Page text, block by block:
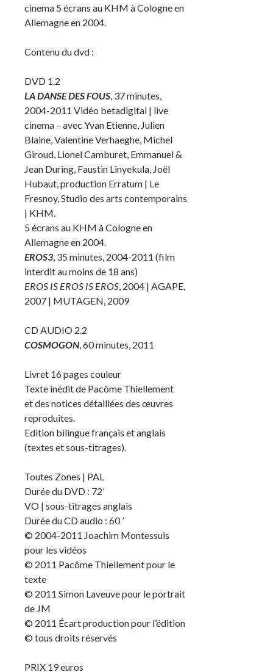
cinema 5 écrans au KHM à Cologne en
Allemagne en 2004.
Contenu du dvd :
DVD 1.2
LA DANSE DES FOUS, 37 minutes,
2004-2011 Vidéo betadigital | live
cinema – avec Yvan Etienne, Julien
Blaine, Valentine Verhaeghe, Michel
Giroud, Lionel Camburet, Emmanuel &
Jean During, Faustin Linyekula, Joël
Hubaut, production Erratum | Le
Fresnoy, Studio des arts contemporains
| KHM.
5 écrans au KHM à Cologne en
Allemagne en 2004.
EROS3, 35 minutes, 2004-2011 (film
interdit au moins de 18 ans)
EROS IS EROS IS EROS, 2004 | AGAPE,
2007 | MUTAGEN, 2009
CD AUDIO 2.2
COSMOGON, 60 minutes, 2011
Livret 16 pages couleur
Texte inédit de Pacôme Thiellement
et des notices détaillées des œuvres
reproduites.
Edition bilingue français et anglais
(textes et sous-titrages).
Toutes Zones | PAL
Durée du DVD : 72’
VO | sous-titrages anglais
Durée du CD audio : 60 ’
© 2004-2011 Joachim Montessuis
pour les vidéos
© 2011 Pacôme Thiellement pour le
texte
© 2011 Simon Laveuve pour le portrait
de JM
© 2011 Écart production pour l’édition
© tous droits réservés
PRIX 19 euros